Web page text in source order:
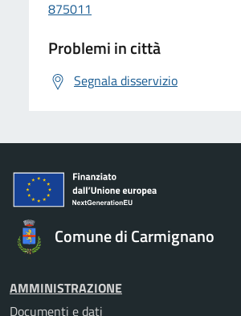
875011
Problemi in città
Segnala disservizio
Comune di Carmignano
AMMINISTRAZIONE
Documenti e dati